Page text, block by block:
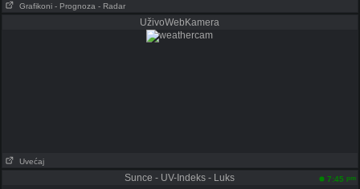
Grafikoni - Prognoza - Radar
UživoWebKamera
Uvećaj
Sunce - UV-Indeks - Luks 7:45 pm